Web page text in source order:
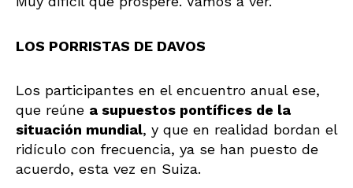
LOS PORRISTAS DE DAVOS
Los participantes en el encuentro anual ese,
que reúne a supuestos pontífices de la
situación mundial, y que en realidad bordan el
ridículo con frecuencia, ya se han puesto de
acuerdo, esta vez en Suiza.